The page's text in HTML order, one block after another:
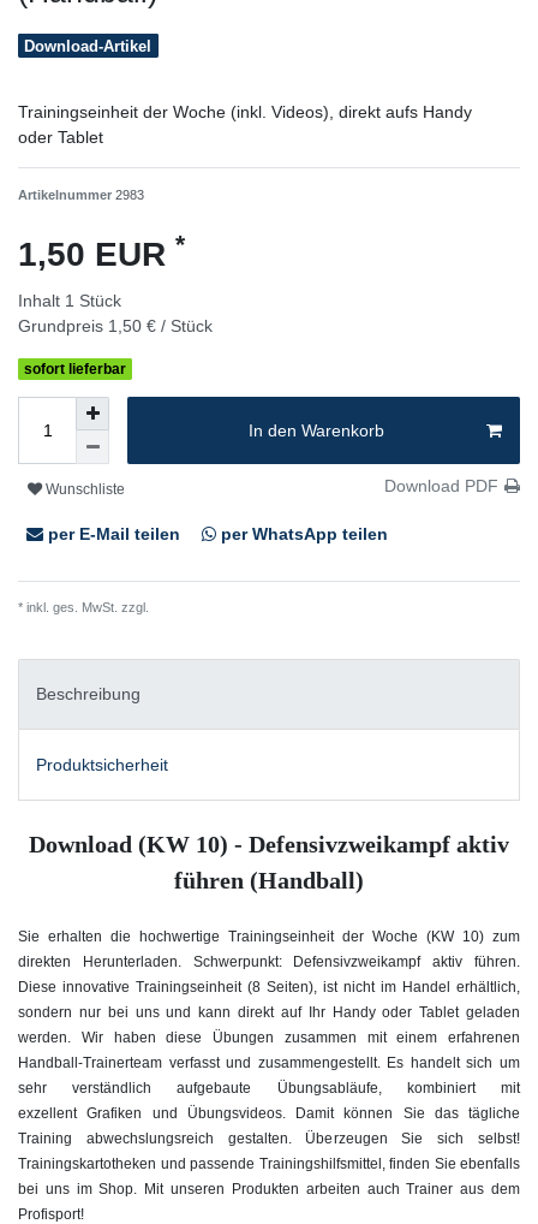
Download-Artikel
Trainingseinheit der Woche (inkl. Videos), direkt aufs Handy
oder Tablet
Artikelnummer 2983
1,50 EUR *
Inhalt 1 Stück
Grundpreis 1,50 € / Stück
sofort lieferbar
In den Warenkorb
Wunschliste Download PDF
per E-Mail teilen per WhatsApp teilen
* inkl. ges. MwSt. zzgl.
Beschreibung
Produktsicherheit
Download (KW 10) - Defensivzweikampf aktiv
führen (Handball)
Sie erhalten die hochwertige Trainingseinheit der Woche (KW 10) zum
direkten Herunterladen. Schwerpunkt: Defensivzweikampf aktiv führen
Diese innovative Trainingseinheit (8 Seiten), ist nicht im Handel erhältlich,
sondern nur bei uns und kann direkt auf Ihr Handy oder Tablet geladen
werden. Wir haben diese Übungen zusammen mit einem erfahrenen
Handball-Trainerteam verfasst und zusammengestellt. Es handelt sich um
sehr verständlich aufgebaute Übungsabläufe, kombiniert mit
exzellent Grafiken und Übungsvideos. Damit können Sie das tägliche
Training abwechslungsreich gestalten. Überzeugen Sie sich selbst!
Trainingskartotheken und passende Trainingshilfsmittel, finden Sie ebenfalls
bei uns im Shop. Mit unseren Produkten arbeiten auch Trainer aus dem
Profisport!